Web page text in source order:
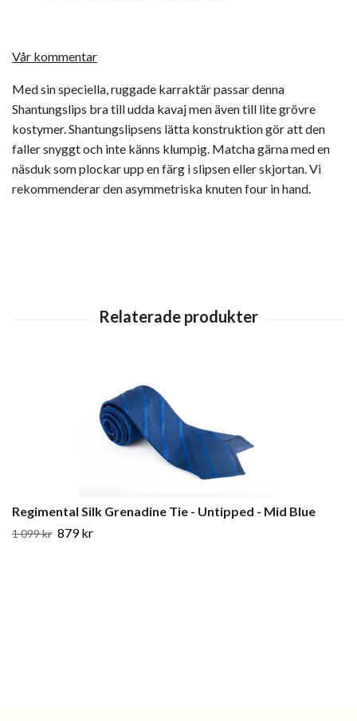
Vår kommentar
Med sin speciella, ruggade karraktär passar denna
Shantungslips bra till udda kavaj men även till lite grövre
kostymer. Shantungslipsens lätta konstruktion gör att den
faller snyggt och inte känns klumpig. Matcha gärna med en
näsduk som plockar upp en färg i slipsen eller skjortan. Vi
rekommenderar den asymmetriska knuten four in hand.
Regimental Silk Grenadine Tie - Untipped - Mid Blue
1 099 kr 879 kr